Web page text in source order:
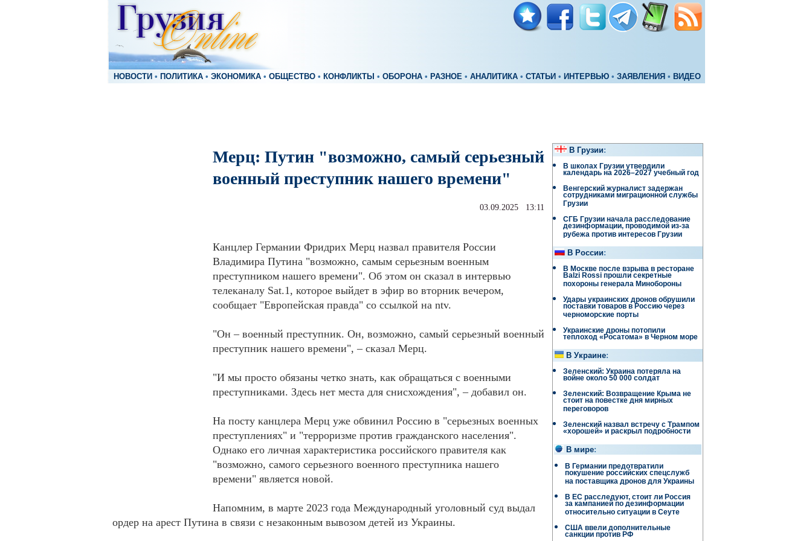
НОВОСТИ • ПОЛИТИКА • ЭКОНОМИКА • ОБЩЕСТВО • КОНФЛИКТЫ • ОБОРОНА • РАЗНОЕ • АНАЛИТИКА • СТАТЬИ • ИНТЕРВЬЮ • ЗАЯВЛЕНИЯ • ВИДЕО
Мерц: Путин "возможно, самый серьезный
военный преступник нашего времени"
03.09.2025 13:11
Канцлер Германии Фридрих Мерц назвал правителя России
Владимира Путина "возможно, самым серьезным военным
преступником нашего времени". Об этом он сказал в интервью
телеканалу Sat.1, которое выйдет в эфир во вторник вечером,
сообщает "Европейская правда" со ссылкой на ntv.
"Он – военный преступник. Он, возможно, самый серьезный военный
преступник нашего времени", – сказал Мерц.
"И мы просто обязаны четко знать, как обращаться с военными
преступниками. Здесь нет места для снисхождения", – добавил он.
На посту канцлера Мерц уже обвинил Россию в "серьезных военных
преступлениях" и "терроризме против гражданского населения".
Однако его личная характеристика российского правителя как
"возможно, самого серьезного военного преступника нашего
времени" является новой.
Напомним, в марте 2023 года Международный уголовный суд выдал
ордер на арест Путина в связи с незаконным вывозом детей из Украины.
В Грузии:
В школах Грузии утвердили
календарь на 2026–2027 учебный год
Венгерский журналист задержан
сотрудниками миграционной службы
Грузии
СГБ Грузии начала расследование
дезинформации, проводимой из-за
рубежа против интересов Грузии
В России:
В Москве после взрыва в ресторане
Balzi Rossi прошли секретные
похороны генерала Минобороны
Удары украинских дронов обрушили
поставки товаров в Россию через
черноморские порты
Украинские дроны потопили
теплоход «Росатома» в Черном море
В Украине:
Зеленский: Украина потеряла на
войне около 50 000 солдат
Зеленский: Возвращение Крыма не
стоит на повестке дня мирных
переговоров
Зеленский назвал встречу с Трампом
«хорошей» и раскрыл подробности
В мире:
В Германии предотвратили
покушение российских спецслужб
на поставщика дронов для Украины
В ЕС расследуют, стоит ли Россия
за кампанией по дезинформации
относительно ситуации в Сеуте
США ввели дополнительные
санкции против РФ